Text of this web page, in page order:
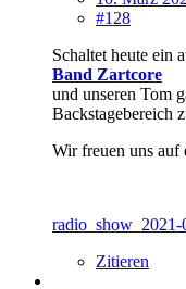
#128
Schaltet heute ein
Band Zartcore
und unseren Tom
Backstagebereich
Wir freuen uns auf
Zitieren